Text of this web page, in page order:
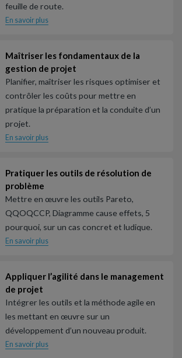
feuille de route.
En savoir plus
Maîtriser les fondamentaux de la
gestion de projet
Planifier, maîtriser les risques optimiser et
contrôler les coûts pour mettre en
pratique la préparation et la conduite d’un
projet.
En savoir plus
Pratiquer les outils de résolution de
problème
Mettre en œuvre les outils Pareto,
QQOQCCP, Diagramme cause effets, 5
pourquoi, sur un cas concret et ludique.
En savoir plus
Appliquer l’agilité dans le management
de projet
Intégrer les outils et la méthode agile en
les mettant en œuvre sur un
développement d’un nouveau produit.
En savoir plus